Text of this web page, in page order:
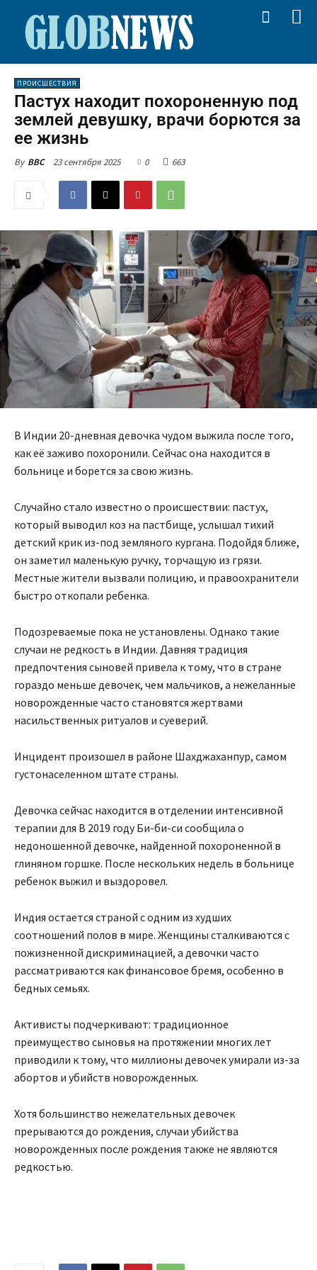
ПРОИСШЕСТВИЯ
Пастух находит похороненную под
землей девушку, врачи борются за
ее жизнь
By BBC 23 сентября 2025 0 663
В Индии 20-дневная девочка чудом выжила после того,
как её заживо похоронили. Сейчас она находится в
больнице и борется за свою жизнь.
Случайно стало известно о происшествии: пастух,
который выводил коз на пастбище, услышал тихий
детский крик из-под земляного кургана. Подойдя ближе,
он заметил маленькую ручку, торчащую из грязи.
Местные жители вызвали полицию, и правоохранители
быстро откопали ребенка.
Подозреваемые пока не установлены. Однако такие
случаи не редкость в Индии. Давняя традиция
предпочтения сыновей привела к тому, что в стране
гораздо меньше девочек, чем мальчиков, а нежеланные
новорожденные часто становятся жертвами
насильственных ритуалов и суеверий.
Инцидент произошел в районе Шахджаханпур, самом
густонаселенном штате страны.
Девочка сейчас находится в отделении интенсивной
терапии для В 2019 году Би-би-си сообщила о
недоношенной девочке, найденной похороненной в
глиняном горшке. После нескольких недель в больнице
ребенок выжил и выздоровел.
Индия остается страной с одним из худших
соотношений полов в мире. Женщины сталкиваются с
пожизненной дискриминацией, а девочки часто
рассматриваются как финансовое бремя, особенно в
бедных семьях.
Активисты подчеркивают: традиционное
преимущество сыновья на протяжении многих лет
приводили к тому, что миллионы девочек умирали из-за
абортов и убийств новорожденных.
Хотя большинство нежелательных девочек
прерываются до рождения, случаи убийства
новорожденных после рождения также не являются
редкостью.